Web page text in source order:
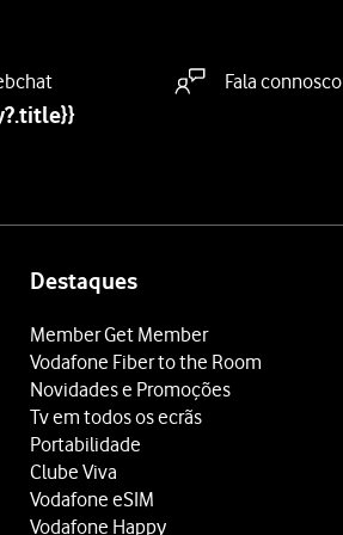
Fala connosco
Destaques
Member Get Member
Vodafone Fiber to the Room
Novidades e Promoções
Tv em todos os ecrãs
Portabilidade
Clube Viva
Vodafone eSIM
Vodafone Happy